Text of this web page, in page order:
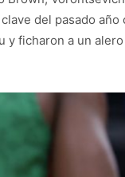
del pasado
y ficharon a un